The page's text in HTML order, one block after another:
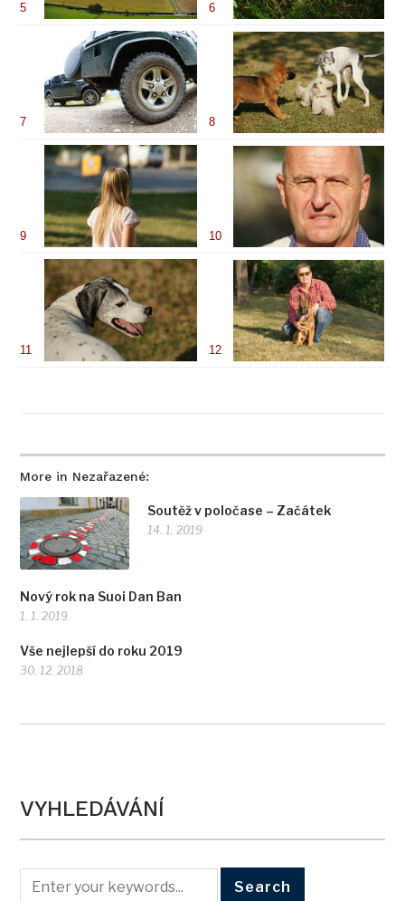
More in Nezařazené:
Soutěž v poločase – Začátek
14. 1. 2019
Nový rok na Suoi Dan Ban
1. 1. 2019
Vše nejlepší do roku 2019
30. 12. 2018
5 6
7 8
9 10
11 12
VYHLEDÁVÁNÍ